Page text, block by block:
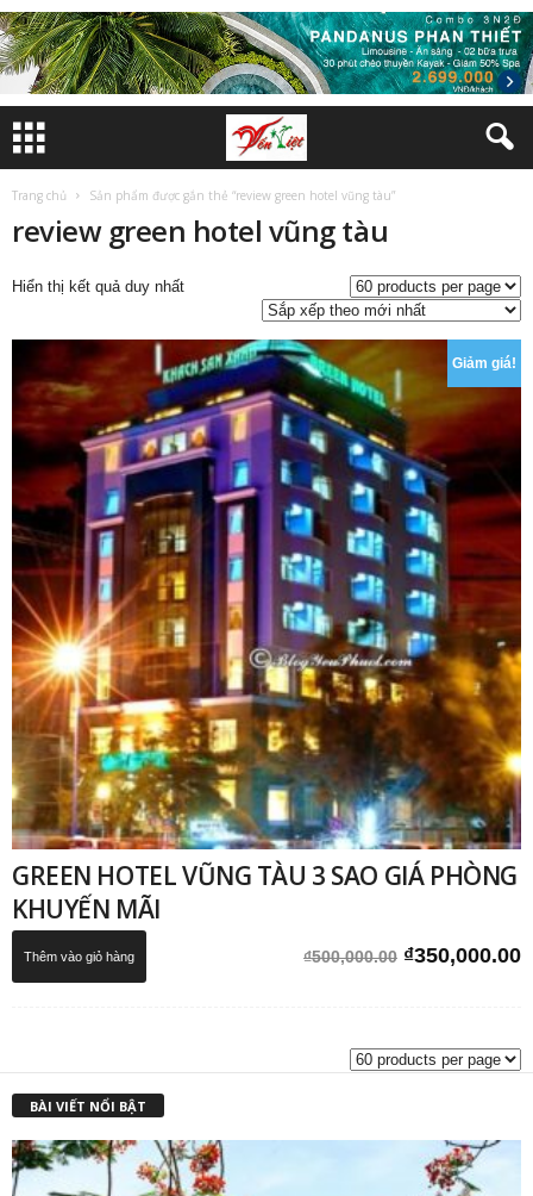
Trang chủ Sản phẩm được gắn thẻ “review green hotel vũng tàu”
review green hotel vũng tàu
Hiển thị kết quả duy nhất
Giảm giá!
GREEN HOTEL VŨNG TÀU 3 SAO GIÁ PHÒNG
KHUYẾN MÃI
₫500,000.00 Giá
₫350,000.00
Thêm vào giỏ hàng
BÀI VIẾT NỔI BẬT